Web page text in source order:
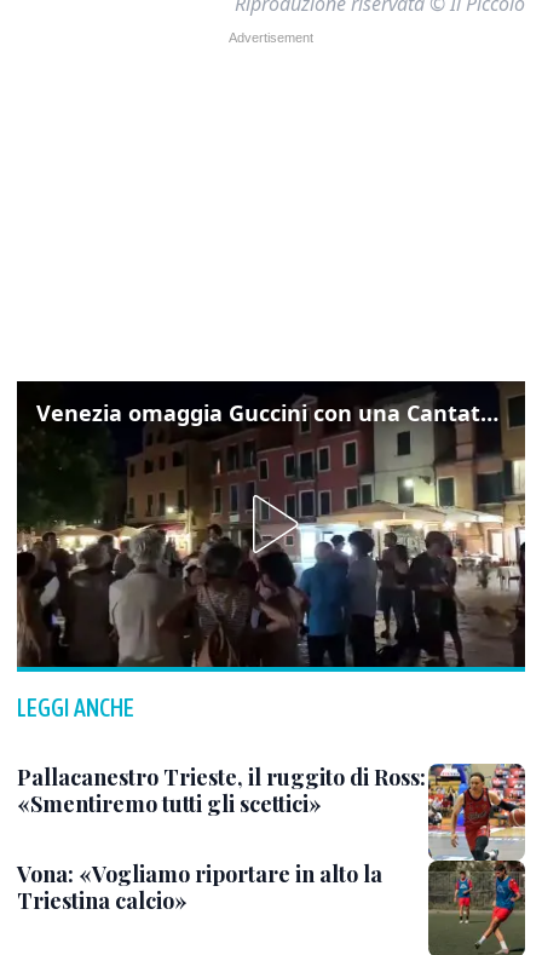
Venezia omaggia Guccini con una Cantata Anarchica in campo Santa Margherita
LEGGI ANCHE
Pallacanestro Trieste, il ruggito di Ross:
«Smentiremo tutti gli scettici»
Vona: «Vogliamo riportare in alto la
Triestina calcio»